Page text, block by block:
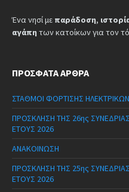
Ένα νησί με παράδοση,
αγάπη των κατοίκων για τον
ΠΡΌΣΦΑΤΑ ΆΡΘΡΑ
ΣΤΑΘΜΟΙ ΦΟΡΤΙΣΗΣ
ΠΡΟΣΚΛΗΣΗ ΤΗΣ 26ης
ΕΤΟΥΣ 2026
ΑΝΑΚΟΙΝΩΣΗ
ΠΡΟΣΚΛΗΣΗ ΤΗΣ 25ης
ΕΤΟΥΣ 2026